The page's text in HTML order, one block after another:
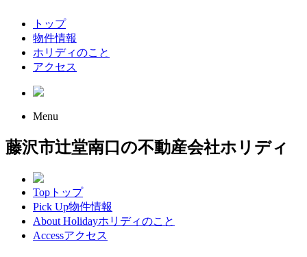
トップ
物件情報
ホリディのこと
アクセス
Menu
藤沢市辻堂南口の不動産会社ホリディ
Top トップ
Pick Up物件情報
About Holidayホリディのこと
Accessアクセス